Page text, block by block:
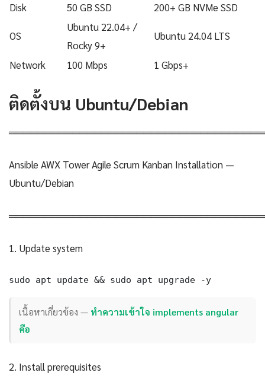
Disk
50 GB SSD 200+ GB NVMe SSD
OS
Ubuntu 22.04+ /
Rocky 9+
Ubuntu 24.04 LTS
Network 100 Mbps 1 Gbps+
ติดตั้งบน Ubuntu/Debian
Ansible AWX Tower Agile Scrum Kanban Installation —
Ubuntu/Debian
1. Update system
sudo apt update && sudo apt upgrade -y
เนื้อหาเกี่ยวข้อง — ทำความเข้าใจ implements angular
คือ
2. Install prerequisites